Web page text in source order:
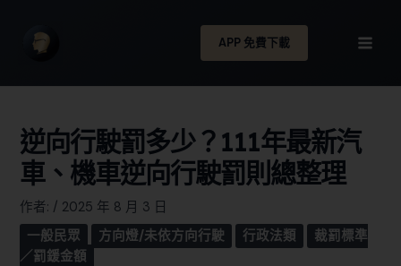
APP 免費下載
逆向行駛罰多少？111年最新汽
車、機車逆向行駛罰則總整理
作者: / 2025 年 8 月 3 日
一般民眾
方向燈/未依方向行駛 行政法類
裁罰標準
／罰鍰金額